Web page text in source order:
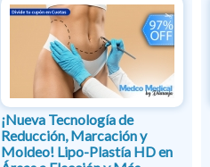
¡Nueva Tecnología de
Reducción, Marcación y
Moldeo! Lipo-Plastía HD en